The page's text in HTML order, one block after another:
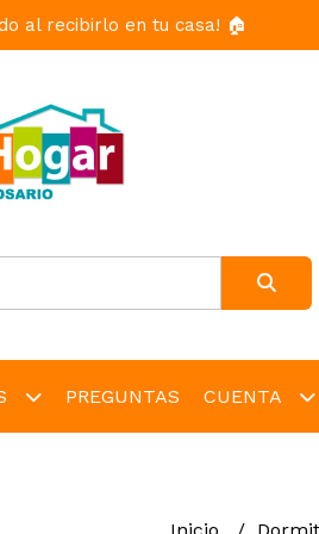
al recibirlo en tu casa! 🏠
PREGUNTAS CUENTA